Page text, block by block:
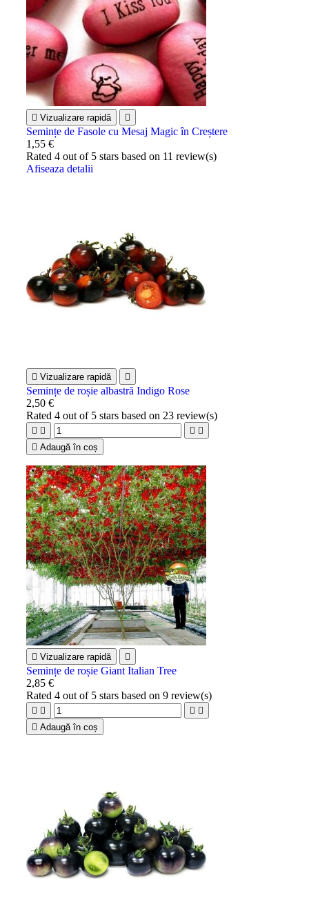
 Vizualizare rapidă 
Semințe de Fasole cu Mesaj Magic în Creștere
1,55 €
Rated4 out of 5 stars based on 11 review(s)
Afiseaza detalii
 Vizualizare rapidă 
Semințe de roșie albastră Indigo Rose
2,50 €
Rated4 out of 5 stars based on 23 review(s)
   
 Adaugă în coș
 Vizualizare rapidă 
Semințe de roșie Giant Italian Tree
2,85 €
Rated4 out of 5 stars based on9 review(s)
   
 Adaugă în coș